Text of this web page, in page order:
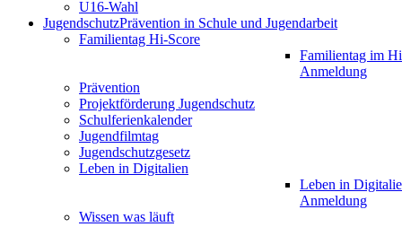
U16-Wahl
JugendschutzPrävention in Schule und Jugendarbeit
Familientag Hi-Score
Familientag im
Anmeldung
Prävention
Projektförderung Jugendschutz
Schulferienkalender
Jugendfilmtag
Jugendschutzgesetz
Leben in Digitalien
Leben in
Anmeldung
Wissen was läuft